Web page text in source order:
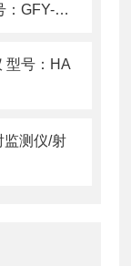
监测仪/射